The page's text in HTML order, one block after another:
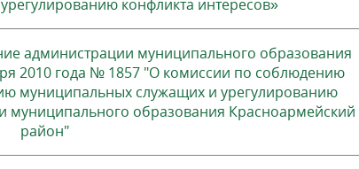
конфликта интересов»
администрации муниципального образования
2010 года № 1857 "О комиссии по соблюдению
муниципальных служащих и урегулированию
муниципального образования Красноармейский
район"